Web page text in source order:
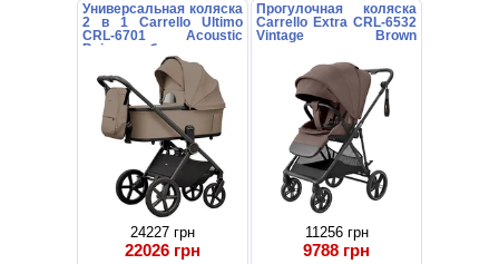
Универсальная коляска
2 в 1 Carrello Ultimo
CRL-6701 Acoustic
Beige бежевая с
дождевиком
24227 грн
22026 грн
Прогулочная коляска
Carrello Extra CRL-6532
Vintage Brown
11256 грн
9788 грн